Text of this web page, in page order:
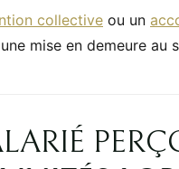
collective ou un
une mise en demeure au